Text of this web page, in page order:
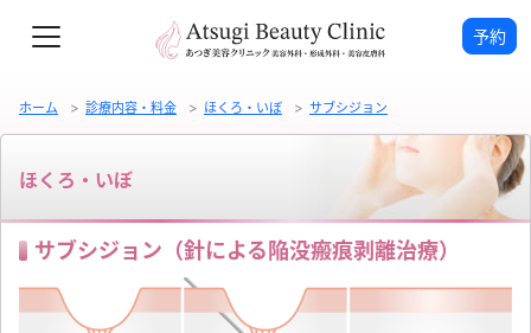
予約
ホーム 診療内容・料金 ほくろ・いぼ サブシジョン
ほくろ・いぼ
サブシジョン（針による陥没瘢痕剥離治療）